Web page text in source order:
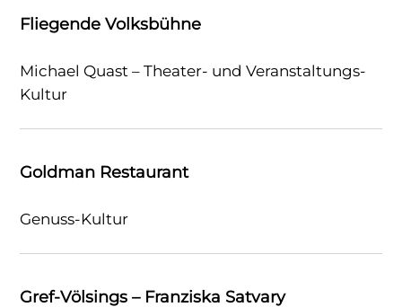
Fliegende Volksbühne
Michael Quast – Theater- und Veranstaltungs-
Kultur
Goldman Restaurant
Genuss-Kultur
Gref-Völsings – Franziska Satvary